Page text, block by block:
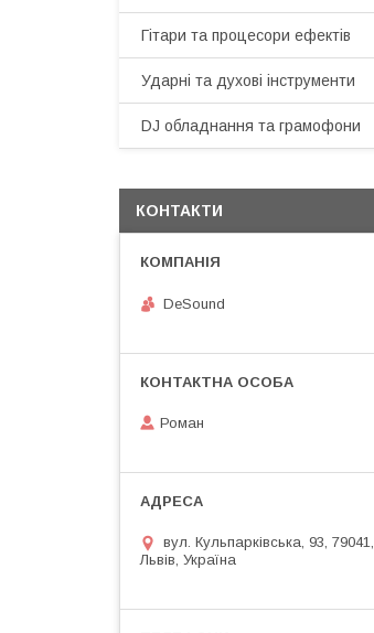
Гітари та процесори ефектів
Ударні та духові інструменти
DJ обладнання та грамофони
КОНТАКТИ
DeSound
Роман
вул. Кульпарківська, 93, 79041,
Львів, Україна